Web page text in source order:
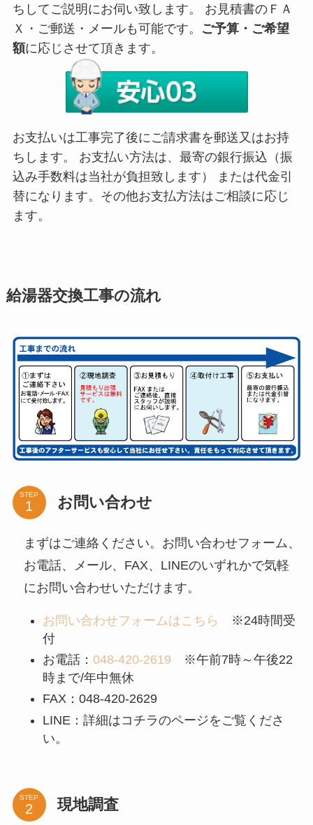
ちしてご説明にお伺い致します。 お見積書のＦＡ
Ｘ・ご郵送・メールも可能です。
ご予算・ご希望
額に応じさせて頂きます。
お支払いは工事完了後にご請求書を郵送又はお持
ちします。 お支払い方法は、最寄の銀行振込（振
込み手数料は当社が負担致します） または代金引
替になります。その他お支払方法はご相談に応じ
ます。
給湯器交換工事の流れ
STEP お問い合わせ
まずはご連絡ください。お問い合わせフォーム、
お電話、メール、FAX、LINEのいずれかで気軽
にお問い合わせいただけます。
お問い合わせフォームはこちら
※24時間受
付
お電話： 048-420-2619 ※午前7時～午後22
時まで/年中無休
FAX：048-420-2629
LINE：詳細はコチラのページをご覧くださ
い。
STEP 現地調査